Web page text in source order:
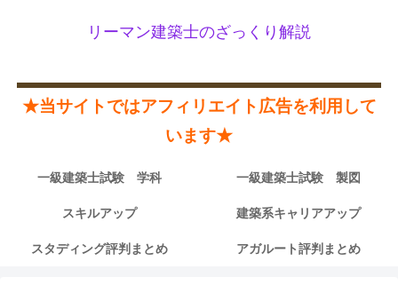
リーマン建築士のざっくり解説
★当サイトではアフィリエイト広告を利用して
います★
一級建築士試験 学科 一級建築士試験 製図
スキルアップ 建築系キャリアアップ
スタディング評判まとめ アガルート評判まとめ